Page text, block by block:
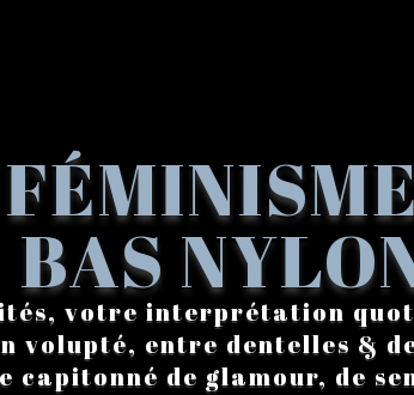
votre interprétation
volupté, entre dentelles &
capitonné de glamour, de